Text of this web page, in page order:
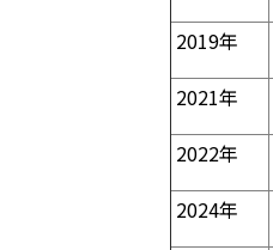
2019年
2021年
2022年
2024年